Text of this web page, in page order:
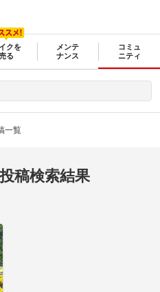
クを
る
メンテ
ナンス
コミュ
ニティ
一覧
稿検索結果